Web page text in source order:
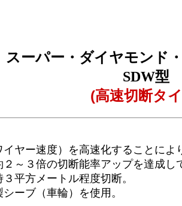
スーパー・ダイヤモンド
SDW型
(高速切断タ
ヤー速度）を高速化することによ
～３倍の切断能率アップを達成し
平方メートル程度切断。
ーブ（車輪）を使用。